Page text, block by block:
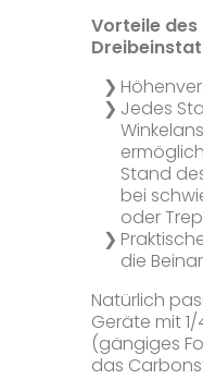
Zertifizierungen
Karriere
Chemische
Adressen
Distributoren
Mehrwerte
Downloads
Kontakt
Disclaimer
Vorteile
Jedes
Stand
bei
oder
die
Natürlich
Geräte mit
(gängiges
das